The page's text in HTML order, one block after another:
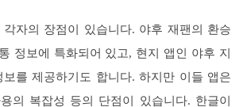
자의 장점이 있습니다. 야후 재팬의 환승
정보에 특화되어 있고, 현지 앱인 야후 지
를 제공하기도 합니다. 하지만 이들 앱은
의 복잡성 등의 단점이 있습니다. 한글이